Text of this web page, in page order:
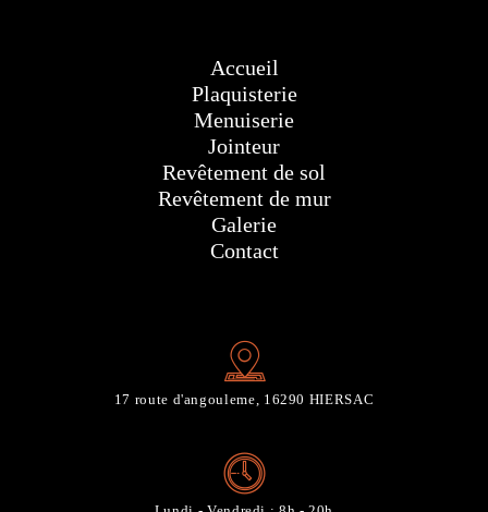
Accueil
Plaquisterie
Menuiserie
Jointeur
Revêtement de sol
Revêtement de mur
Galerie
Contact
17 route d'angouleme, 16290 HIERSAC